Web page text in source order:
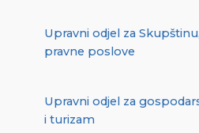
Upravni odjel za
pravne poslove
Upravni odjel za
i turizam